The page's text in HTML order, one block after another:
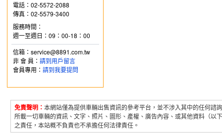
電話：02-5572-2088
傳真：02-5579-3400
服務時間：
週一至週日：09：00-18：00
信箱：service@8891.com.tw
非 會 員： 請到用戶留言
會員專用： 請到我要提問
免責聲明： 本網站僅為提供車輛出售資訊的參考平台，並不涉入其中的任何
所載一切車輛的資訊、文字、照片、圖形、產權、廣告內容、或其他資料（
之責任，本站概不負責也不承擔任何法律責任。